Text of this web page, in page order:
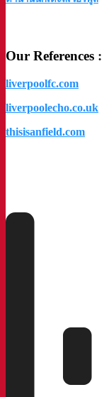
Our References :
liverpoolfc.com
liverpoolecho.co.uk
thisisanfield.com